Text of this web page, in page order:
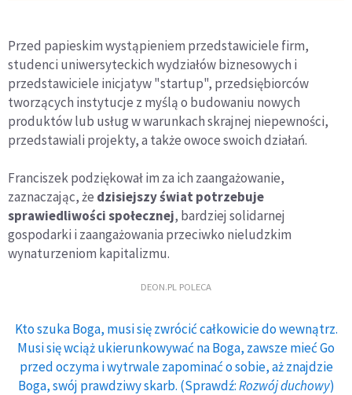
Przed papieskim wystąpieniem przedstawiciele firm,
studenci uniwersyteckich wydziałów biznesowych i
przedstawiciele inicjatyw "startup", przedsiębiorców
tworzących instytucje z myślą o budowaniu nowych
produktów lub usług w warunkach skrajnej niepewności,
przedstawiali projekty, a także owoce swoich działań.
Franciszek podziękował im za ich zaangażowanie,
zaznaczając, że dzisiejszy świat potrzebuje
sprawiedliwości społecznej, bardziej solidarnej
gospodarki i zaangażowania przeciwko nieludzkim
wynaturzeniom kapitalizmu.
DEON.PL POLECA
Kto szuka Boga, musi się zwrócić całkowicie do wewnątrz.
Musi się wciąż ukierunkowywać na Boga, zawsze mieć Go
przed oczyma i wytrwale zapominać o sobie, aż znajdzie
Boga, swój prawdziwy skarb. (Sprawdź:Rozwój duchowy)